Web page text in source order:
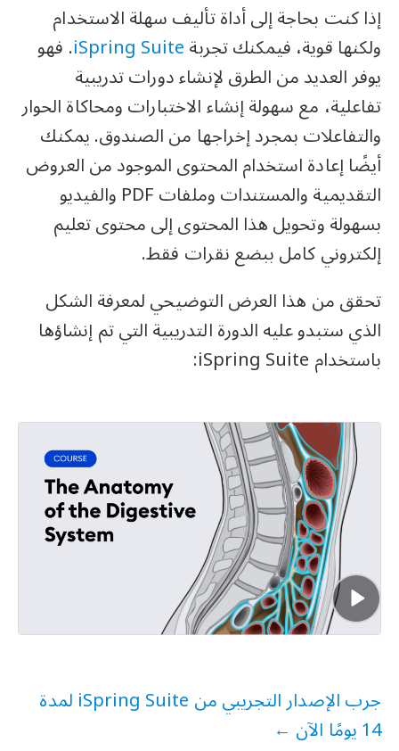
إذا كنت بحاجة إلى أداة تأليف سهلة الاستخدام
ولكنها قوية، فيمكنك تجربةiSpring Suite. فهو
يوفر العديد من الطرق لإنشاء دورات تدريبية
تفاعلية، مع سهولة إنشاء الاختبارات ومحاكاة الحوار
والتفاعلات بمجرد إخراجها من الصندوق. يمكنك
أيضًا إعادة استخدام المحتوى الموجود من العروض
التقديمية والمستندات وملفات PDF والفيديو
بسهولة وتحويل هذا المحتوى إلى محتوى تعليم
إلكتروني كامل ببضع نقرات فقط.
تحقق من هذا العرض التوضيحي لمعرفة الشكل
الذي ستبدو عليه الدورة التدريبية التي تم إنشاؤها
باستخدام iSpring Suite:
جرب الإصدار التجريبي من iSpring Suite لمدة
14 يومًا الآن ←